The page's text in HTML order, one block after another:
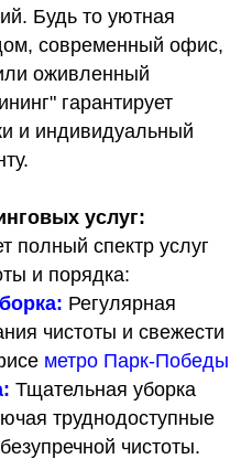
Будь то уютная
современный офис,
оживленный
гарантирует
и индивидуальный
услуг:
полный спектр услуг
и порядка:
: Регулярная
чистоты и свежести
метро Парк-Победы
: Тщательная уборка
труднодоступные
чистоты.